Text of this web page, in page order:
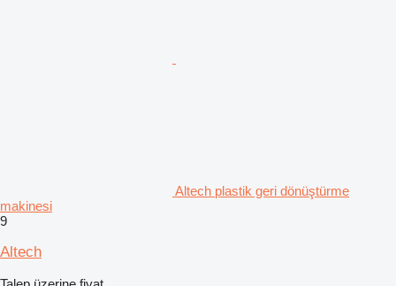
Altech plastik geri dönüştürme
makinesi
9
Altech